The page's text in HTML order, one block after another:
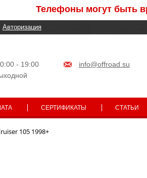
Телефоны могут быть
Авторизация
- 19:00
info@offroad.su
СЕРТИФИКАТЫ СТАТЬИ
105 1998+